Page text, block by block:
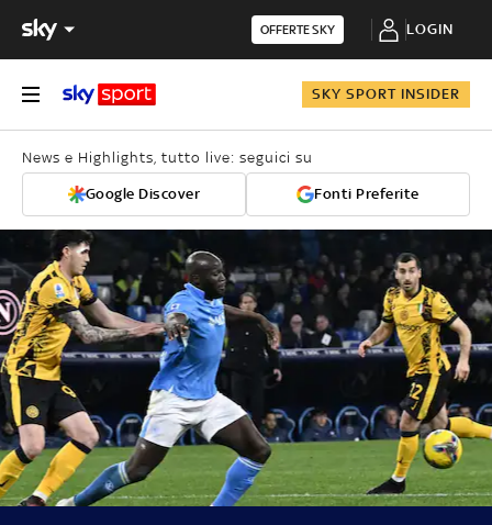
OFFERTE SKY LOGIN
SKY SPORT INSIDER
News e Highlights, tutto live: seguici su
Google Discover Fonti Preferite